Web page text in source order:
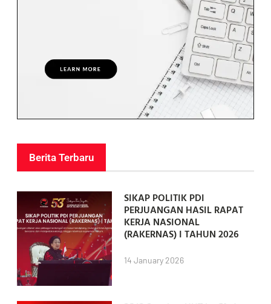
Berita Terbaru
SIKAP POLITIK PDI
PERJUANGAN HASIL RAPAT
KERJA NASIONAL
(RAKERNAS) I TAHUN 2026
14 January 2026